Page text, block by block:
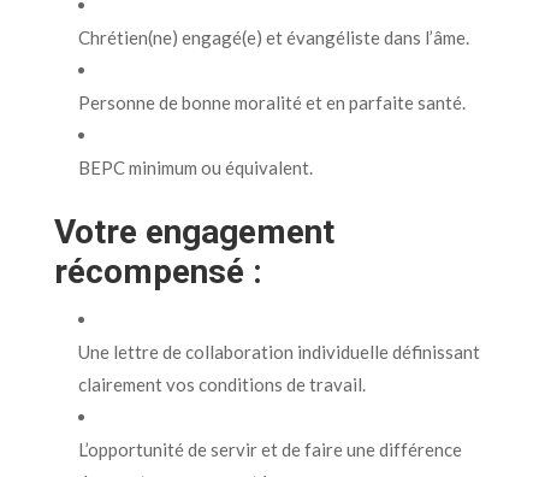
Chrétien(ne) engagé(e) et évangéliste dans l’âme.
Personne de bonne moralité et en parfaite santé.
BEPC minimum ou équivalent.
Votre engagement
récompensé :
Une lettre de collaboration individuelle définissant
clairement vos conditions de travail.
L’opportunité de servir et de faire une différence